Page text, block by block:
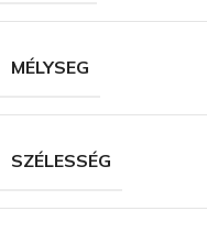
MÉLYSEG
SZÉLESSÉG